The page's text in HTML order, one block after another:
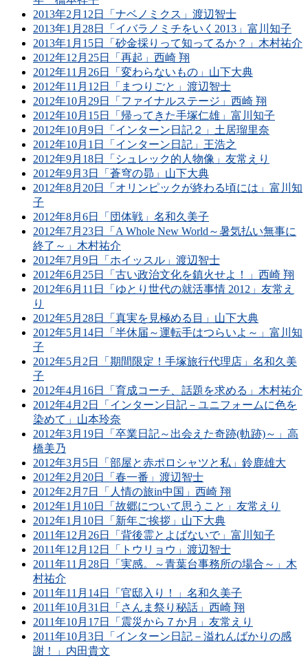
2013年2月12日「ナベノミクス」渡辺智士
2013年1月28日「イバラノミチをいく2013」富川知子
2013年1月15日「砂金採りって知ってるか？」木村祐介
2012年12月25日「再起」西崎 翔
2012年11月26日「変わらないもの」山下大典
2012年11月12日「まつりごと」渡辺智士
2012年10月29日「ファイナルステージ」西崎 翔
2012年10月15日「帰ってきた手塚仁雄」富川知子
2012年10月9日「インターン日記２」土居瑠里奈
2012年10月1日「インターン日記」王浩之
2012年9月18日「シュレック的人物像」友常えり
2012年9月3日「蒼穹の昴」山下大典
2012年8月20日「オリンピックが終わる頃には」富川知
子
2012年8月6日「団体戦」名和久美子
2012年7月23日「A Whole New World～暑気払い無事に
終了～」木村祐介
2012年7月9日「ホイッスル」渡辺智士
2012年6月25日「古い政治文化を鎮火せよ！」西崎 翔
2012年6月11日「ゆとり世代の就活事情 2012」友常え
り
2012年5月28日「真実を見極める目」山下大典
2012年5月14日「半休届～運転手はつらいよ～」富川知
子
2012年5月2日「期間限定！手塚旅行代理店」名和久美
子
2012年4月16日「育成コーチ、話題を求める」木村祐介
2012年4月2日「インターン日記－ユニフォームに色を
染めて」山本玲奈
2012年3月19日「卒業日記～出会えた奇跡(軌跡)～」高
橋美乃
2012年3月5日「部屋と赤ポロシャツと私」鈴鹿雄大
2012年2月20日「春一番」渡辺智士
2012年2月7日「人情の旅in中国」西崎 翔
2012年1月10日「故郷について思うこと」友常えり
2012年1月10日「新年ご挨拶」山下大典
2011年12月26日「背後霊とよばないで」富川知子
2011年12月12日「トウリョウ」渡辺智士
2011年11月28日「実感。～青葉台事務所の場合～」木
村祐介
2011年11月14日「官邸入り！」名和久美子
2011年10月31日「さんま祭り秘話」西崎 翔
2011年10月17日「震災から７か月」友常えり
2011年10月3日「インターン日記－溢れんばかりの感
謝！」内田貴文